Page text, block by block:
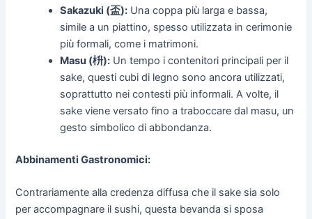
Sakazuki (盃): Una coppa più larga e bassa,
simile a un piattino, spesso utilizzata in cerimonie
più formali, come i matrimoni.
Masu (枡): Un tempo i contenitori principali per il
sake, questi cubi di legno sono ancora utilizzati,
soprattutto nei contesti più informali. A volte, il
sake viene versato fino a traboccare dal masu, un
gesto simbolico di abbondanza.
Abbinamenti Gastronomici:
Contrariamente alla credenza diffusa che il sake sia solo
per accompagnare il sushi, questa bevanda si sposa